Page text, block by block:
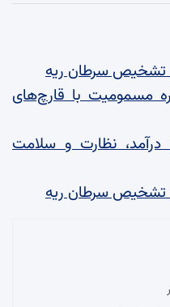
تشخیص سرطان ریه
مسمومیت با قارچ‌های
نظارت و سلامت
تشخیص سرطان ریه